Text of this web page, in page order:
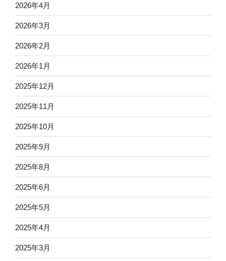
2026年4月
2026年3月
2026年2月
2026年1月
2025年12月
2025年11月
2025年10月
2025年9月
2025年8月
2025年6月
2025年5月
2025年4月
2025年3月